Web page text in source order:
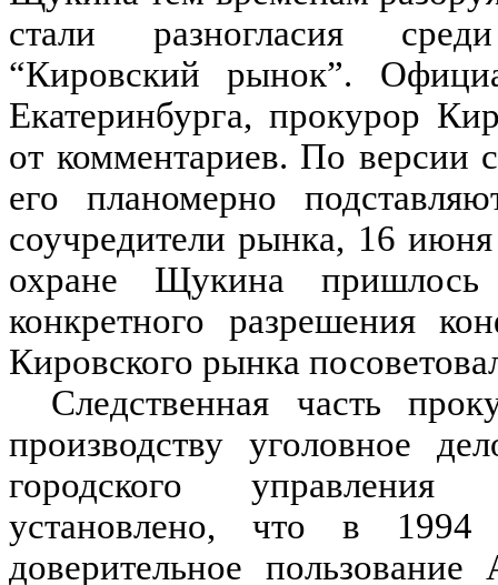
стали разногласия
“Кировский рынок”.
Екатеринбурга, прокурор
от комментариев. По версии
его планомерно
соучредители рынка, 16
охране Щукина
конкретного разрешения
Кировского рынка
Следственная часть
производству уголовное
городского управления
установлено, что в
доверительное